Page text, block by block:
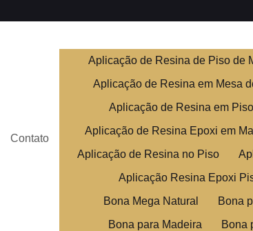
Contato
Aplicação de Resina de Piso de
Aplicação de Resina em Mesa
Aplicação de Resina em
Aplicação de Resina Epoxi em
Aplicação de Resina no Piso
Aplicação Resina Epoxi
Bona Mega Natural
Bona
Bona para Madeira
Bona